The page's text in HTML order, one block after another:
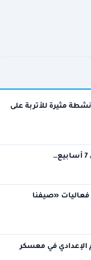
مثيرة للأتربة على
فعاليات «صيفنا
في معسكر